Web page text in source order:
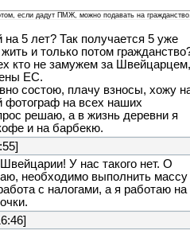
если дадут ПМЖ, можно подавать на
5 лет? Так получается 5 уже
и только потом
кто не замужем за Швейцарцем,
ЕС.
состою, плачу взносы, хожу
на всех наших
решаю, а в жизнь деревни я
и на барбекю.
У нас такого нет. О
необходимо выполнить массу
с налогами, а я работаю на